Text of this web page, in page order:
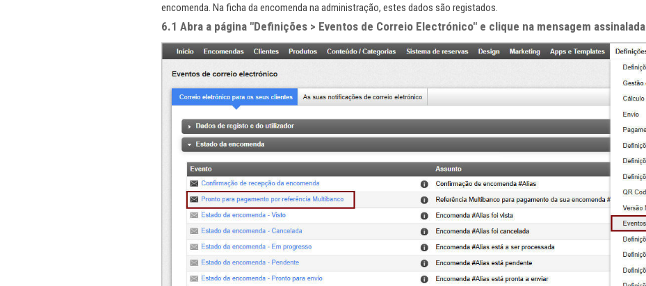
encomenda. Na ficha da encomenda na administração, estes dados são registados.
6.1 Abra a página "Definições > Eventos de Correio Electrónico" e clique na mensagem assinalada